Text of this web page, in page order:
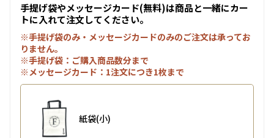
手提げ袋やメッセージカード(無料)は商品と一緒にカー
トに入れて注文してください。
※手提げ袋のみ・メッセージカードのみのご注文は承ってお
りません。
※手提げ袋：ご購入商品数分まで
※メッセージカード：1注文につき1枚まで
紙袋(小)